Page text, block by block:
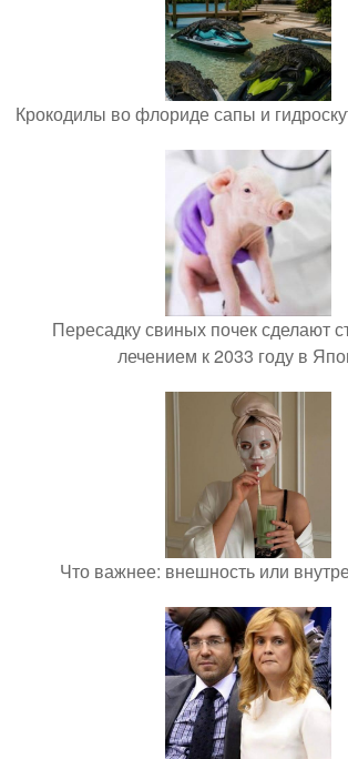
Крокодилы во флориде сапы и
Пересадку свиных почек сделают
лечением к 2033 году в
Что важнее: внешность или